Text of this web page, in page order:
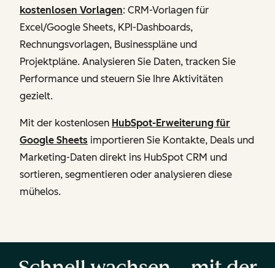
kostenlosen Vorlagen: CRM-Vorlagen für
Excel/Google Sheets, KPI-Dashboards,
Rechnungsvorlagen, Businesspläne und
Projektpläne. Analysieren Sie Daten, tracken Sie
Performance und steuern Sie Ihre Aktivitäten
gezielt.
Mit der kostenlosen HubSpot-Erweiterung für
Google Sheets importieren Sie Kontakte, Deals und
Marketing-Daten direkt ins HubSpot CRM und
sortieren, segmentieren oder analysieren diese
mühelos.